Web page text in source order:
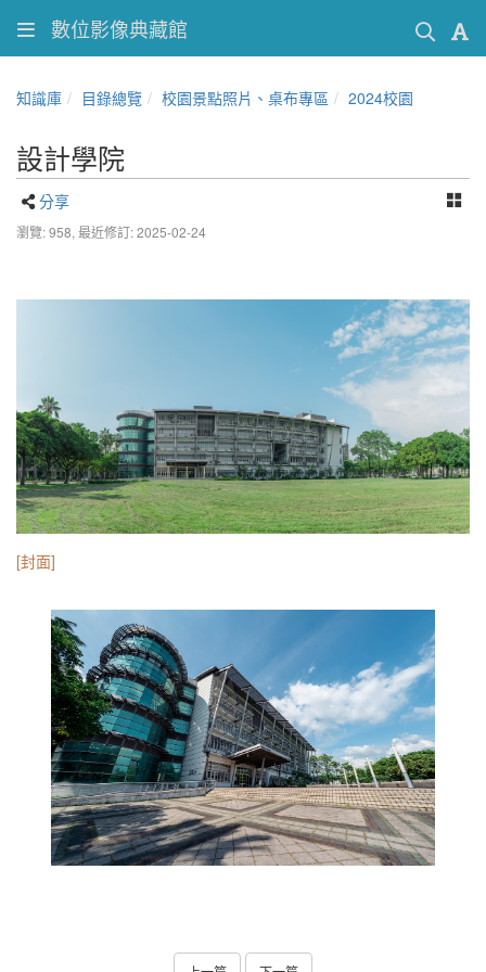
數位影像典藏館
知識庫 目錄總覽 校園景點照片、桌布專區 2024校園
設計學院
分享
瀏覽: 958, 最近修訂: 2025-02-24
[封面]